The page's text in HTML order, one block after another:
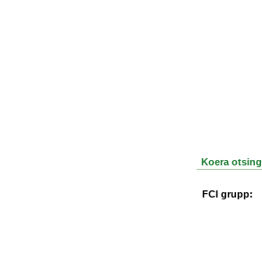
Koera otsing
FCI grupp: